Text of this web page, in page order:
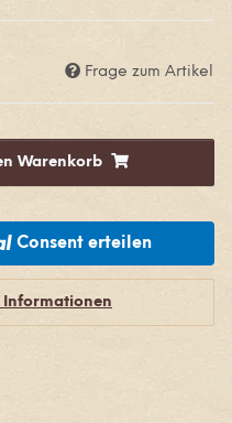
Frage zum Artikel
Warenkorb
Consent erteilen
Informationen